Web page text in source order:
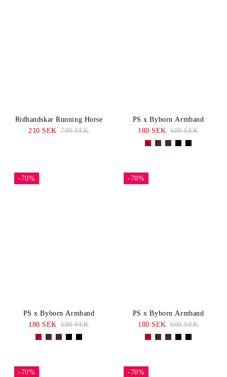
Ridhandskar Running Horse
210 SEK 700 SEK
PS x Byborn Armband
180 SEK 600 SEK
-70%
PS x Byborn Armband
180 SEK 600 SEK
-70%
PS x Byborn Armband
180 SEK 600 SEK
-70% -70%